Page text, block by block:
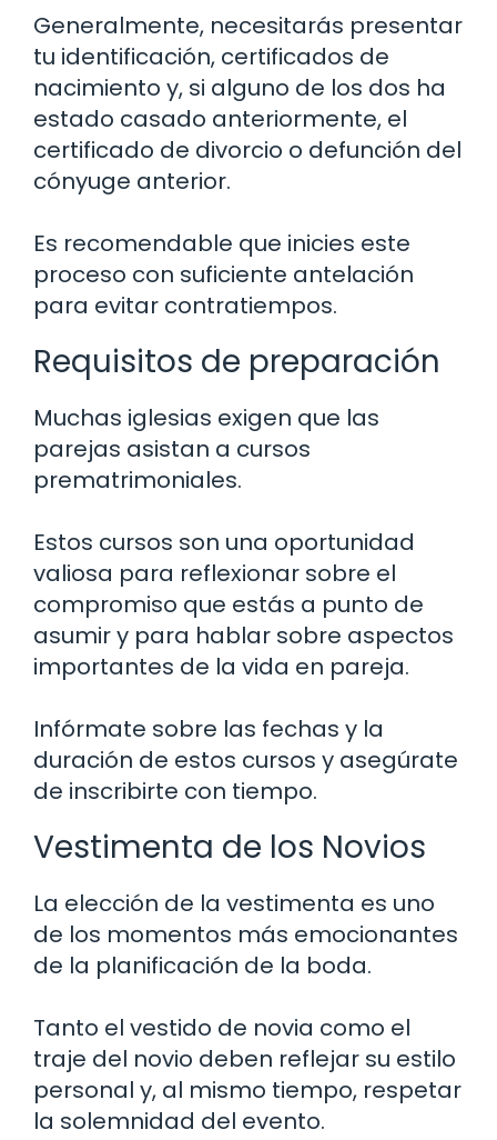
Generalmente, necesitarás presentar
tu identificación, certificados de
nacimiento y, si alguno de los dos ha
estado casado anteriormente, el
certificado de divorcio o defunción del
cónyuge anterior.
Es recomendable que inicies este
proceso con suficiente antelación
para evitar contratiempos.
Requisitos de preparación
Muchas iglesias exigen que las
parejas asistan a cursos
prematrimoniales.
Estos cursos son una oportunidad
valiosa para reflexionar sobre el
compromiso que estás a punto de
asumir y para hablar sobre aspectos
importantes de la vida en pareja.
Infórmate sobre las fechas y la
duración de estos cursos y asegúrate
de inscribirte con tiempo.
Vestimenta de los Novios
La elección de la vestimenta es uno
de los momentos más emocionantes
de la planificación de la boda.
Tanto el vestido de novia como el
traje del novio deben reflejar su estilo
personal y, al mismo tiempo, respetar
la solemnidad del evento.